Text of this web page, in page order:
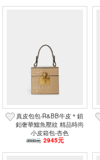
真皮包包-R&BB牛皮＊鎖
釦奢華鱷魚壓紋 精品時尚
小皮箱包-杏色
3930元 2945元